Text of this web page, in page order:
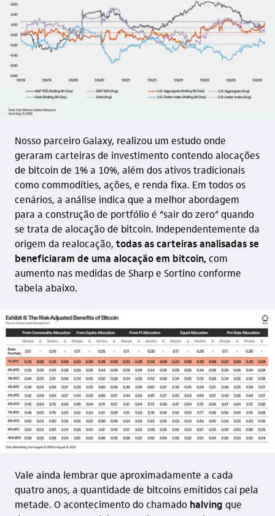
Nosso parceiro Galaxy, realizou um estudo onde
geraram carteiras de investimento contendo alocações
de bitcoin de 1% a 10%, além dos ativos tradicionais
como commodities, ações, e renda fixa. Em todos os
cenários, a análise indica que a melhor abordagem
para a construção de portfólio é “sair do zero” quando
se trata de alocação de bitcoin. Independentemente da
origem da realocação, todas as carteiras analisadas se
beneficiaram de uma alocação em bitcoin,com
aumento nas medidas de Sharp e Sortino conforme
tabela abaixo.
Vale ainda lembrar que aproximadamente a cada
quatro anos, a quantidade de bitcoins emitidos cai pela
metade. O acontecimento do chamado halving que